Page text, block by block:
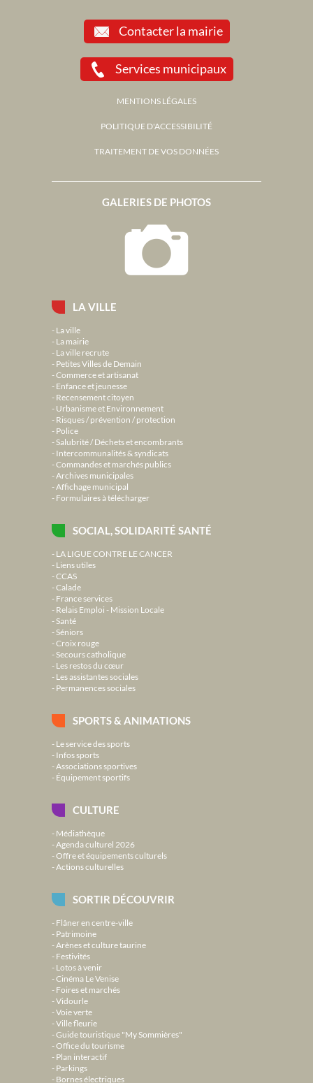
LA VILLE
La ville
La mairie
La ville recrute
Petites Villes de Demain
Commerce et artisanat
Enfance et jeunesse
Recensement citoyen
Urbanisme et Environnement
Risques / prévention / protection
Police
Salubrité / Déchets et encombrants
Intercommunalités & syndicats
Commandes et marchés publics
Archives municipales
Affichage municipal
Formulaires à télécharger
SOCIAL, SOLIDARITÉ SANTÉ
LA LIGUE CONTRE LE CANCER
Liens utiles
CCAS
Calade
France services
Relais Emploi - Mission Locale
Santé
Séniors
Croix rouge
Secours catholique
Les restos du cœur
Les assistantes sociales
Permanences sociales
SPORTS & ANIMATIONS
Le service des sports
Infos sports
Associations sportives
Équipement sportifs
CULTURE
Médiathèque
Agenda culturel 2026
Offre et équipements culturels
Actions culturelles
SORTIR DÉCOUVRIR
Flâner en centre-ville
Patrimoine
Arènes et culture taurine
Festivités
Lotos à venir
Cinéma Le Venise
Foires et marchés
Vidourle
Voie verte
Ville fleurie
Guide touristique "My Sommières"
Office du tourisme
Plan interactif
Parkings
Bornes électriques
GALERIES DE PHOTOS
Contacter la mairie
Services municipaux
MENTIONS LÉGALES
POLITIQUE D'ACCESSIBILITÉ
TRAITEMENT DE VOS DONNÉES